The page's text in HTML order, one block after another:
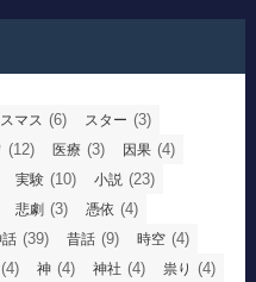
マス (6) スター (3)
(12) 医療 (3) 因果 (4)
実験 (10) 小説 (23)
悲劇 (3) 憑依 (4)
話 (39) 昔話 (9) 時空 (4)
(4) 神 (4) 神社 (4) 祟り (4)